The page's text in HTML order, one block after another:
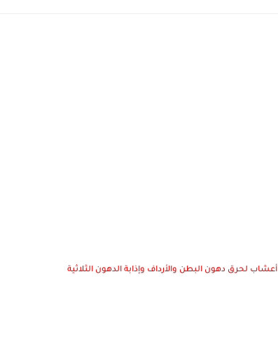
أعشاب لحرق دهون البطن والأرداف وإذابة الدهون الثلاثية